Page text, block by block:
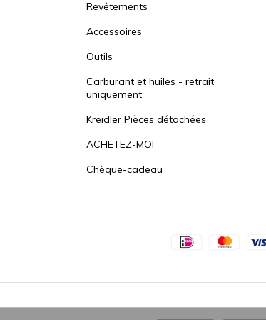
Revêtements
Accessoires
Outils
Carburant et huiles - retrait
uniquement
Kreidler Pièces détachées
ACHETEZ-MOI
Chèque-cadeau